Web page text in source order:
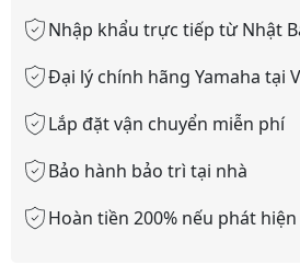
Nhập khẩu trực tiếp từ Nhật
Đại lý chính hãng Yamaha tại
Lắp đặt vận chuyển miễn phí
Bảo hành bảo trì tại nhà
Hoàn tiền 200% nếu phát